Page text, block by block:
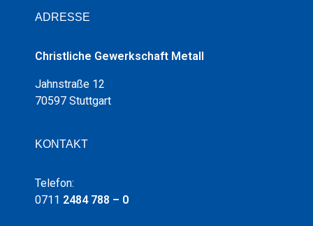
ADRESSE
Christliche Gewerkschaft Metall
Jahnstraße 12
70597 Stuttgart
KONTAKT
Telefon:
0711 2484 788 – 0